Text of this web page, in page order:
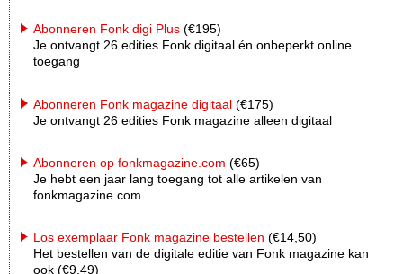
Abonneren Fonk digi Plus (€195)
Je ontvangt 26 edities Fonk digitaal én onbeperkt online
toegang
Abonneren Fonk magazine digitaal (€175)
Je ontvangt 26 edities Fonk magazine alleen digitaal
Abonneren op fonkmagazine.com (€65)
Je hebt een jaar lang toegang tot alle artikelen van
fonkmagazine.com
Los exemplaar Fonk magazine bestellen (€14,50)
Het bestellen van de digitale editie van Fonk magazine kan
ook (€9,49)